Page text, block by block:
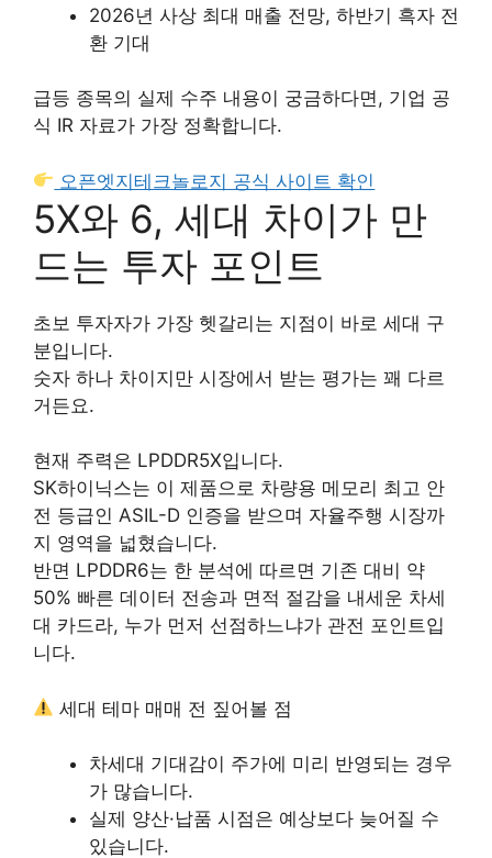
2026년 사상 최대 매출 전망, 하반기 흑자 전
환 기대
급등 종목의 실제 수주 내용이 궁금하다면, 기업 공
식 IR 자료가 가장 정확합니다.
오픈엣지테크놀로지 공식 사이트 확인
5X와 6, 세대 차이가 만
드는 투자 포인트
초보 투자자가 가장 헷갈리는 지점이 바로 세대 구
분입니다.
숫자 하나 차이지만 시장에서 받는 평가는 꽤 다르
거든요.
현재 주력은 LPDDR5X입니다.
SK하이닉스는 이 제품으로 차량용 메모리 최고 안
전 등급인 ASIL-D 인증을 받으며 자율주행 시장까
지 영역을 넓혔습니다.
반면 LPDDR6는 한 분석에 따르면 기존 대비 약
50% 빠른 데이터 전송과 면적 절감을 내세운 차세
대 카드라, 누가 먼저 선점하느냐가 관전 포인트입
니다.
세대 테마 매매 전 짚어볼 점
차세대 기대감이 주가에 미리 반영되는 경우
가 많습니다.
실제 양산·납품 시점은 예상보다 늦어질 수
있습니다.